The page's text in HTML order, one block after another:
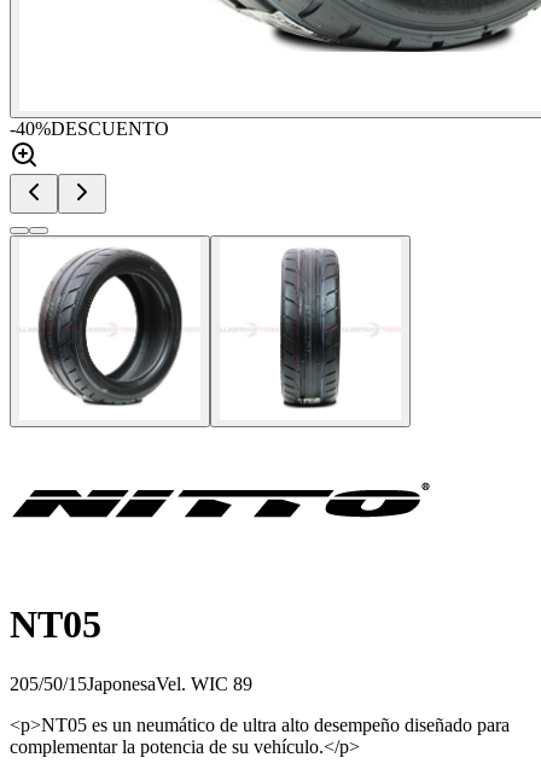
-40%DESCUENTO
NT05
205/50/15JaponesaVel. WIC 89
<p>NT05 es un neumático de ultra alto desempeño diseñado para
complementar la potencia de su vehículo.</p>